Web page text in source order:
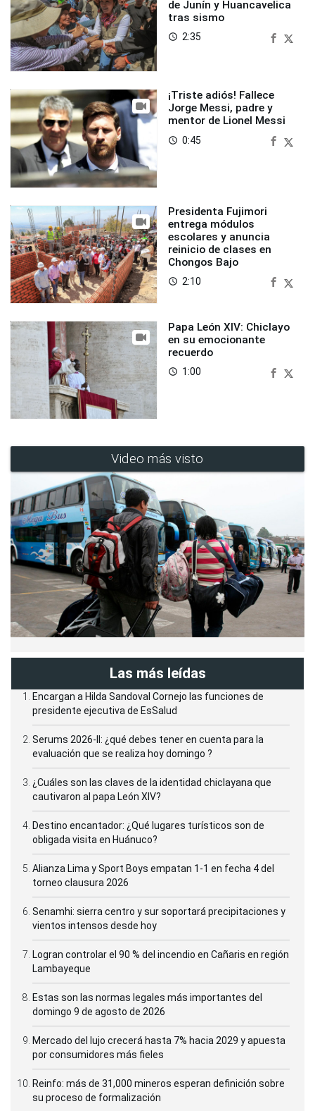
de Junín y Huancavelica
tras sismo
access_time 2:35
¡Triste adiós! Fallece
Jorge Messi, padre y
mentor de Lionel Messi
access_time 0:45
Presidenta Fujimori
entrega módulos
escolares y anuncia
reinicio de clases en
Chongos Bajo
access_time 2:10
Papa León XIV: Chiclayo
en su emocionante
recuerdo
access_time 1:00
Video más visto
Las más leídas
Encargan a Hilda Sandoval Cornejo las funciones de
presidente ejecutiva de EsSalud
Serums 2026-II: ¿qué debes tener en cuenta para la
evaluación que se realiza hoy domingo ?
¿Cuáles son las claves de la identidad chiclayana que
cautivaron al papa León XIV?
Destino encantador: ¿Qué lugares turísticos son de
obligada visita en Huánuco?
Alianza Lima y Sport Boys empatan 1-1 en fecha 4 del
torneo clausura 2026
Senamhi: sierra centro y sur soportará precipitaciones y
vientos intensos desde hoy
Logran controlar el 90 % del incendio en Cañaris en región
Lambayeque
Estas son las normas legales más importantes del
domingo 9 de agosto de 2026
Mercado del lujo crecerá hasta 7% hacia 2029 y apuesta
por consumidores más fieles
Reinfo: más de 31,000 mineros esperan definición sobre
su proceso de formalización